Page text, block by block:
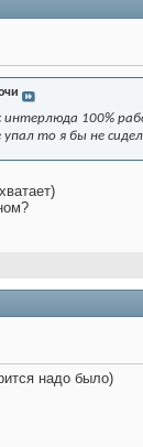
100%
то я бы не
надо было)